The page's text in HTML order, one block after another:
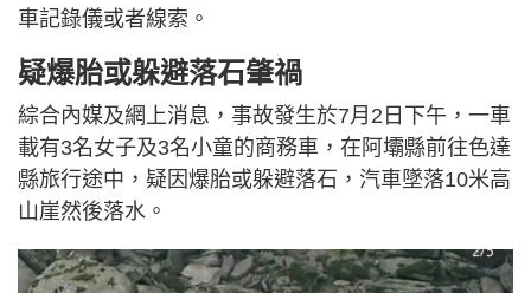
車記錄儀或者線索。
疑爆胎或躲避落石肇禍
綜合內媒及網上消息，事故發生於7月2日下午，一車
載有3名女子及3名小童的商務車，在阿壩縣前往色達
縣旅行途中，疑因爆胎或躲避落石，汽車墜落10米高
山崖然後落水。